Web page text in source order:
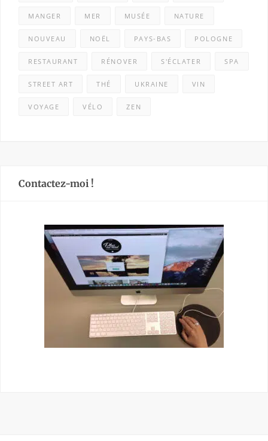
MANGER MER MUSÉE NATURE
NOUVEAU NOËL PAYS-BAS POLOGNE
RESTAURANT RÉNOVER S'ÉCLATER SPA
STREET ART THÉ UKRAINE VIN
VOYAGE VÉLO ZEN
Contactez-moi !